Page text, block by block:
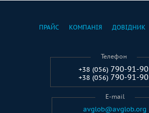
ПРАЙС КОМПАНІЯ ДОВІДНИК
Телефон
+38 (056) 790-91-90
+38 (056) 790-91-90
E-mail
avglob@avglob.org